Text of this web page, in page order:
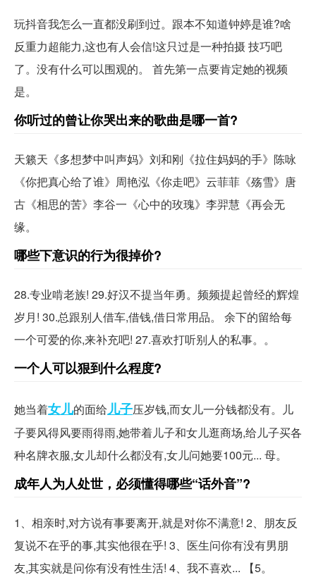
玩抖音我怎么一直都没刷到过。跟本不知道钟婷是谁?啥
反重力超能力,这也有人会信!这只过是一种拍摄 技巧吧
了。没有什么可以围观的。 首先第一点要肯定她的视频
是。
你听过的曾让你哭出来的歌曲是哪一首?
天籁天《多想梦中叫声妈》刘和刚《拉住妈妈的手》陈咏
《你把真心给了谁》周艳泓《你走吧》云菲菲《殇雪》唐
古《相思的苦》李谷一《心中的玫瑰》李羿慧《再会无
缘。
哪些下意识的行为很掉价?
28.专业啃老族! 29.好汉不提当年勇。频频提起曾经的辉煌
岁月! 30.总跟别人借车,借钱,借日常用品。 余下的留给每
一个可爱的你,来补充吧! 27.喜欢打听别人的私事。。
一个人可以狠到什么程度?
她当着女儿的面给儿子压岁钱,而女儿一分钱都没有。儿
子要风得风要雨得雨,她带着儿子和女儿逛商场,给儿子买各
种名牌衣服,女儿却什么都没有,女儿问她要100元... 母。
成年人为人处世，必须懂得哪些“话外音”?
1、相亲时,对方说有事要离开,就是对你不满意! 2、朋友反
复说不在乎的事,其实他很在乎! 3、医生问你有没有男朋
友,其实就是问你有没有性生活! 4、我不喜欢... 【5。